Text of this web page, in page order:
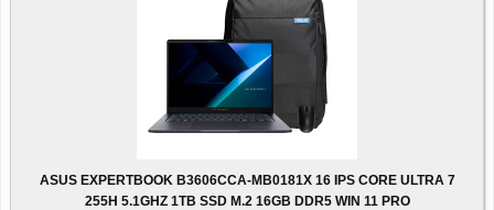
ASUS EXPERTBOOK B3606CCA-MB0181X 16 IPS CORE ULTRA 7
255H 5.1GHZ 1TB SSD M.2 16GB DDR5 WIN 11 PRO